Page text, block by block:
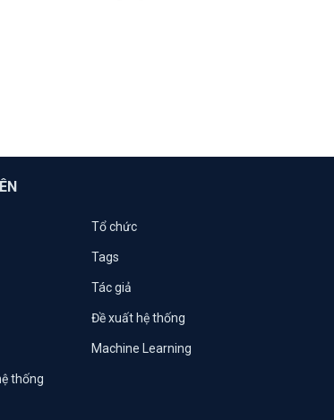
Tổ chức
Tags
Tác giả
Đề xuất hệ thống
Machine Learning
thống